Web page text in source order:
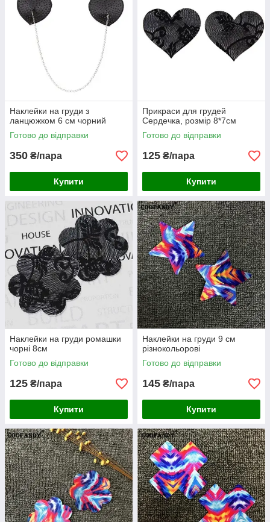
Наклейки на груди з
ланцюжком 6 см чорний
Готово до відправки
350 ₴/пара
Купити
Прикраси для грудей
Сердечка, розмір 8*7см
Готово до відправки
125 ₴/пара
Купити
Наклейки на груди ромашки
чорні 8см
Готово до відправки
125 ₴/пара
Купити
Наклейки на груди 9 см
різнокольорові
Готово до відправки
145 ₴/пара
Купити